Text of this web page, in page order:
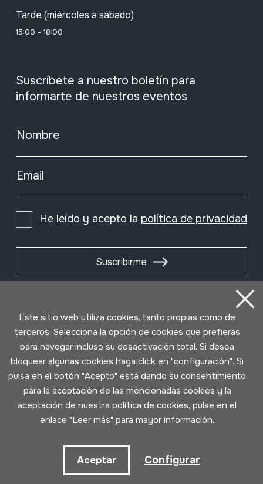
Tarde (miércoles a sábado)
15:00 - 18:00
Suscríbete a nuestro boletín para
informarte de nuestros eventos
Nombre
Email
He leído y acepto la política de privacidad
Suscribirme
Política de cookies
Desarrollado por Lotura
Este sitio web utiliza cookies, tanto propias como de
terceros. Selecciona la opción de cookies que prefieras
para navegar incluso su desactivación total. Si desea
bloquear algunas cookies haga click en "configuración". Si
pulsa en el botón "Acepto" está dando su consentimiento
para la aceptación de las mencionadas cookies y la
aceptación de nuestra política de cookies, pulse en el
enlace "Leer más" para mayor información.
Aceptar Configurar